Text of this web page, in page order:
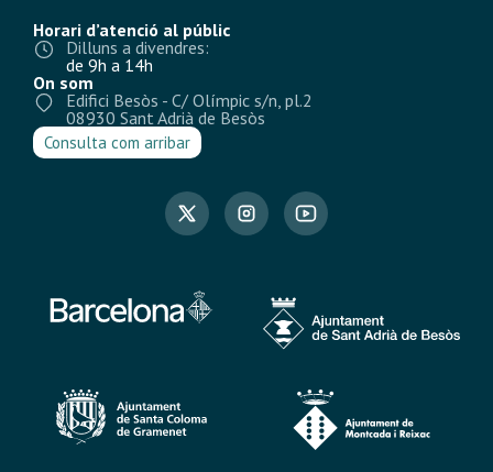
Horari d’atenció al públic
Dilluns a divendres:
de 9h a 14h
On som
Edifici Besòs - C/ Olímpic s/n, pl.2
08930 Sant Adrià de Besòs
Consulta com arribar